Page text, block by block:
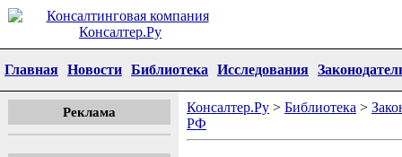
Главная Новости Библиотека Исследования
Реклама Консалтер.Ру > Библиотека >
РФ